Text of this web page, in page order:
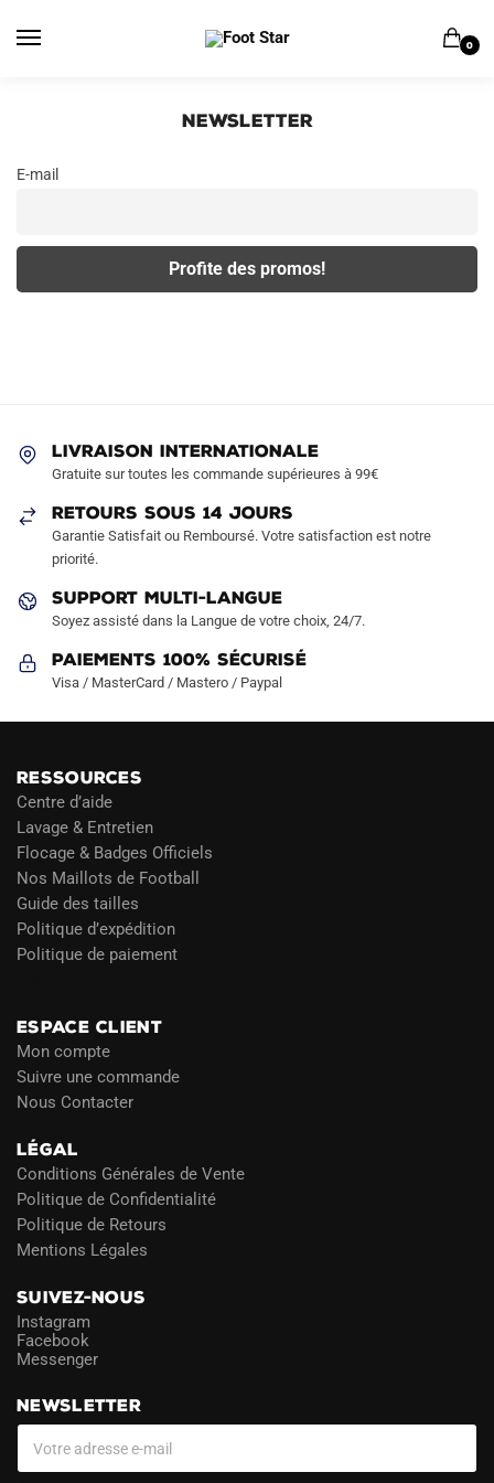
0
Newsletter
E-mail
LIVRAISON INTERNATIONALE
Gratuite sur toutes les commande supérieures à 99€
RETOURS SOUS 14 JOURS
Garantie Satisfait ou Remboursé. Votre satisfaction est notre
priorité.
SUPPORT MULTI-LANGUE
Soyez assisté dans la Langue de votre choix, 24/7.
Paiements 100% Sécurisé
Visa / MasterCard / Mastero / Paypal
RESSOURCES
Centre d’aide
Lavage & Entretien
Flocage & Badges Officiels
Nos Maillots de Football
Guide des tailles
Politique d’expédition
Politique de paiement
ESPACE CLIENT
Mon compte
Suivre une commande
Nous Contacter
LÉGAL
Conditions Générales de Vente
Politique de Confidentialité
Politique de Retours
Mentions Légales
SUIVEZ-NOUS
Instagram
Facebook
Messenger
NEWSLETTER